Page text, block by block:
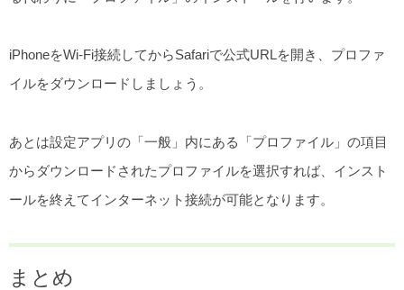
iPhoneをWi-Fi接続してからSafariで公式URLを開き、プロファ
イルをダウンロードしましょう。
あとは設定アプリの「一般」内にある「プロファイル」の項目
からダウンロードされたプロファイルを選択すれば、インスト
ールを終えてインターネット接続が可能となります。
まとめ